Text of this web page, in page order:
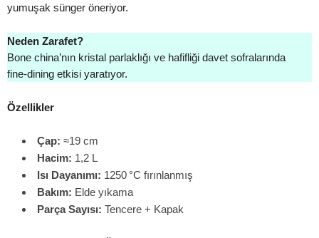
yumuşak sünger öneriyor.
Neden Zarafet?
Bone china’nın kristal parlaklığı ve hafifliği davet sofralarında
fine‑dining etkisi yaratıyor.
Özellikler
Çap: ≈19 cm
Hacim: 1,2 L
Isı Dayanımı: 1250 °C fırınlanmış
Bakım: Elde yıkama
Parça Sayısı: Tencere + Kapak